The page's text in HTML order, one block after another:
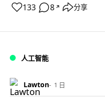
133 8 ↗ 分享
人工智能
Lawton 1 日